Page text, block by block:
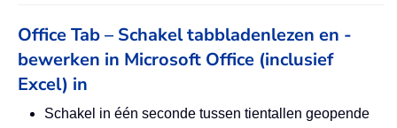
Office Tab – Schakel tabbladenlezen en -
bewerken in Microsoft Office (inclusief
Excel) in
Schakel in één seconde tussen tientallen geopende